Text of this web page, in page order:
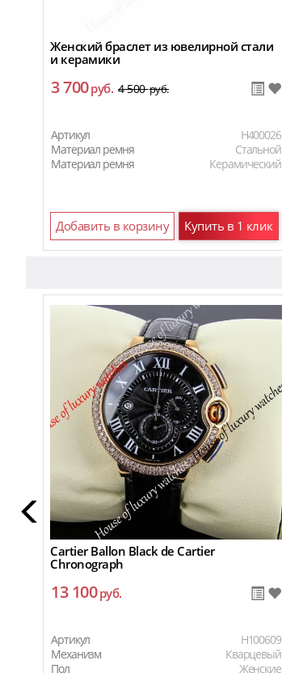
Женский браслет из ювелирной стали
и керамики
3 700руб. 4 500руб.
Артикул
H400026
Материал ремня
Стальной
Материал ремня
Керамический
Добавить в корзину Купить в 1 клик
Cartier Ballon Black de Cartier
Chronograph
13 100руб.
Артикул
H100609
Механизм
Кварцевый
Пол
Женские